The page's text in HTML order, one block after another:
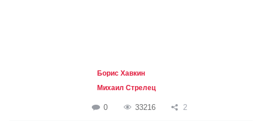
Борис Хавкин
Михаил Стрелец
0 33216 2